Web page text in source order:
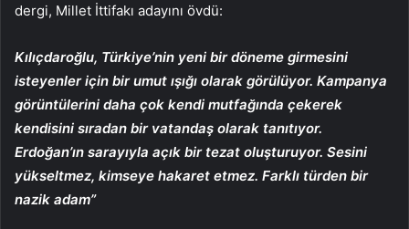
dergi, Millet İttifakı adayını övdü:
Kılıçdaroğlu, Türkiye’nin yeni bir döneme girmesini
isteyenler için bir umut ışığı olarak görülüyor. Kampanya
görüntülerini daha çok kendi mutfağında çekerek
kendisini sıradan bir vatandaş olarak tanıtıyor.
Erdoğan’ın sarayıyla açık bir tezat oluşturuyor. Sesini
yükseltmez, kimseye hakaret etmez. Farklı türden bir
nazik adam”